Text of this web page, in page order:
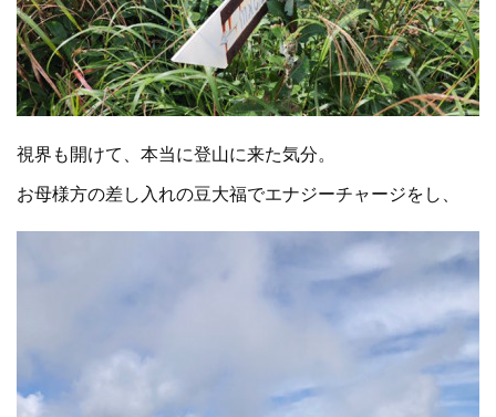
視界も開けて、本当に登山に来た気分。
お母様方の差し入れの豆大福でエナジーチャージをし、